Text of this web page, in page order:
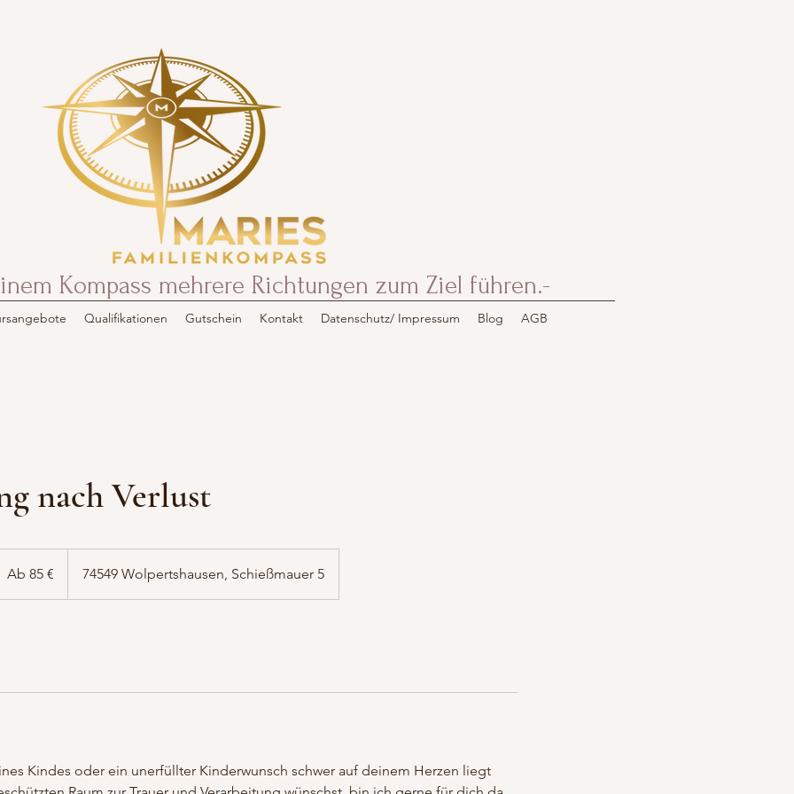
Kompass mehrere Richtungen zum Ziel führen.-
Qualifikationen Gutschein Kontakt Datenschutz/ Impressum Blog AGB
nach Verlust
Ab 85 € 74549 Wolpertshausen, Schießmauer 5
Kindes oder ein unerfüllter Kinderwunsch schwer auf deinem Herzen liegt